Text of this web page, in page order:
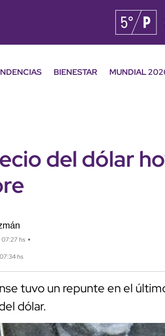
BIENESTAR
MUNDIAL
del dólar
hs
hs
tuvo un repunte en el
dólar.